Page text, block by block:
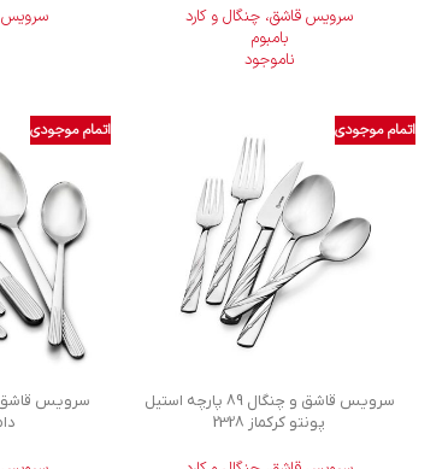
سرویس قاشق، چنگال و کارد
بامبوم
ناموجود
سرویس
اتمام موجودی
سرویس قاشق و چنگال 89 پارچه استیل
پونتو کرکماز 2328
اتمام موجودی